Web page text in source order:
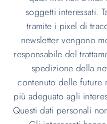
soggetti interessati.
tramite i pixel di
newsletter vengono
responsabile del
spedizione della
contenuto delle future
più adeguato agli
Questi dati personali